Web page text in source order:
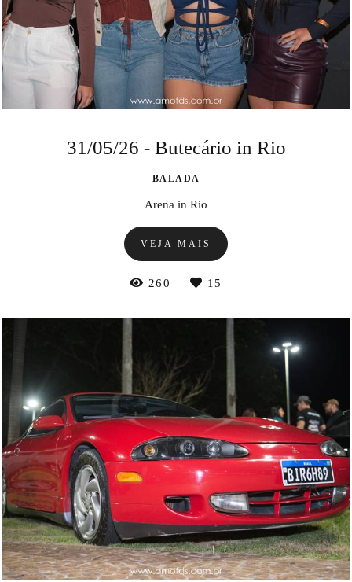
31/05/26 - Butecário in Rio
BALADA
Arena in Rio
VEJA MAIS
260 15